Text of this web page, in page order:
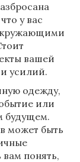
у вас
вашей
усилий.
одежду,
или
будущем.
может быть
понять,